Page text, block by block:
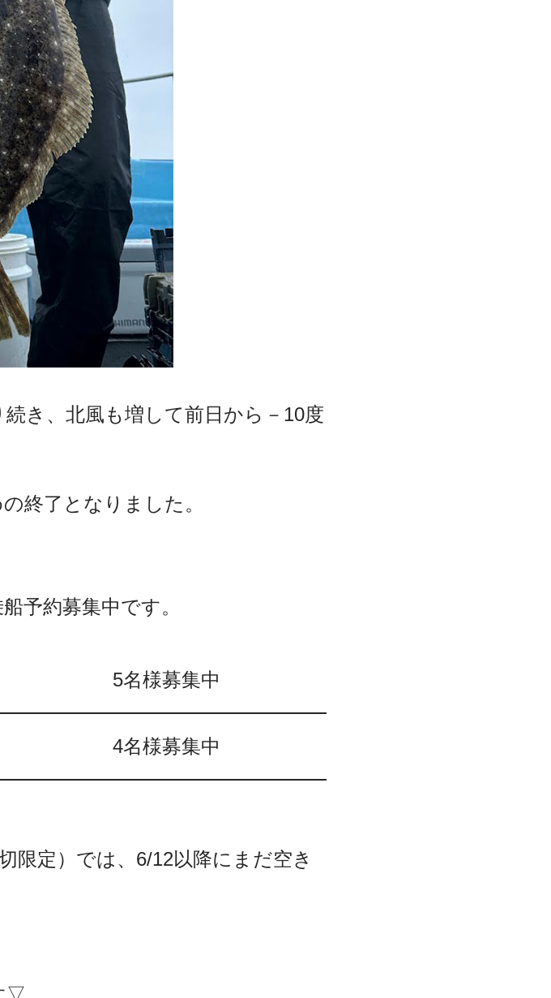
き、北風も増して前日から－10度
終了となりました。
予約募集中です。
5名様募集中
4名様募集中
定）では、6/12以降にまだ空き